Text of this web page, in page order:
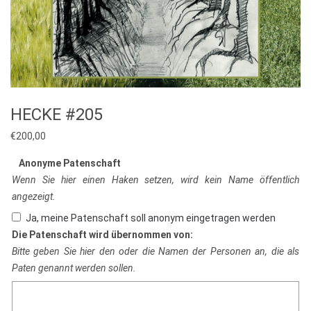
HECKE #205
€200,00
Anonyme Patenschaft
Wenn Sie hier einen Haken setzen, wird kein Name öffentlich
angezeigt.
Ja, meine Patenschaft soll anonym eingetragen werden
Die Patenschaft wird übernommen von:
Bitte geben Sie hier den oder die Namen der Personen an, die als
Paten genannt werden sollen.